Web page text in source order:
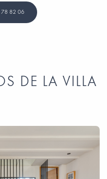
78 82 06
DE LA VILLA